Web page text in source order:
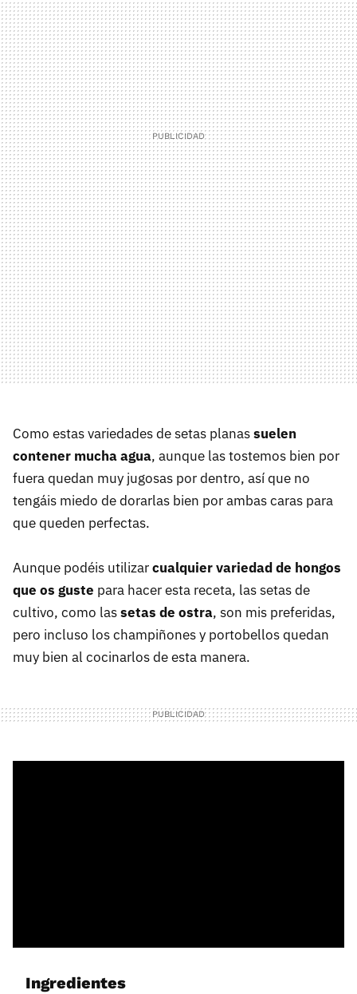
Como estas variedades de setas planassuelen
contener mucha agua, aunque las tostemos bien por
fuera quedan muy jugosas por dentro, así que no
tengáis miedo de dorarlas bien por ambas caras para
que queden perfectas.
Aunque podéis utilizarcualquier variedad de hongos
que os guste para hacer esta receta, las setas de
cultivo, como lassetas de ostra, son mis preferidas,
pero incluso los champiñones y portobellos quedan
muy bien al cocinarlos de esta manera.
Ingredientes